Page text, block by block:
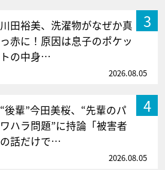
3
川田裕美、洗濯物がなぜか真
っ赤に！原因は息子のポケッ
トの中身…
2026.08.05
4
“後輩”今田美桜、“先輩のパ
ワハラ問題”に持論「被害者
の話だけで…
2026.08.05